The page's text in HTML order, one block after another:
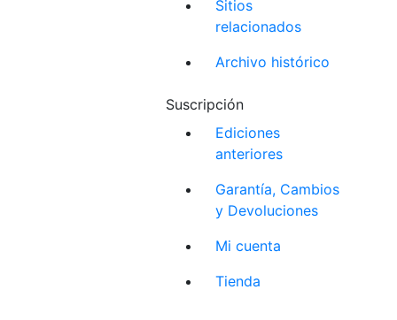
Sitios
relacionados
Archivo histórico
Suscripción
Ediciones
anteriores
Garantía, Cambios
y Devoluciones
Mi cuenta
Tienda